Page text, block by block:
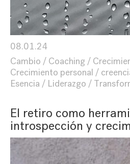
08.01.24
Cambio
Coaching
Crecimiento personal
Esencia
Liderazgo
El retiro como
introspección y